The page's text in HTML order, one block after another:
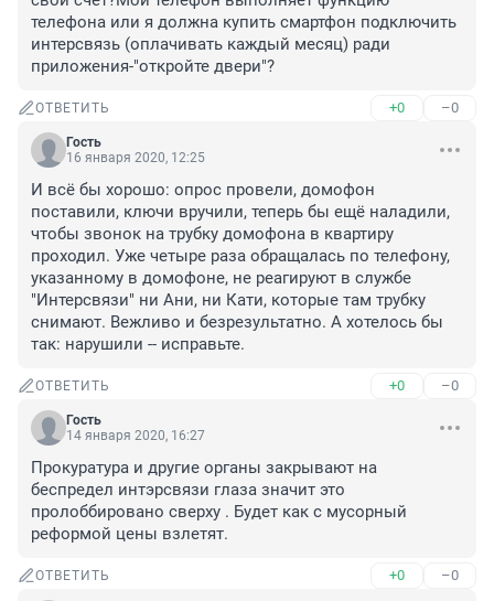
телефона или я должна купить смартфон подключить
интерсвязь (оплачивать каждый месяц) ради
приложения-"откройте двери"?
ОТВЕТИТЬ +0 –0
Гость
16 января 2020, 12:25
И всё бы хорошо: опрос провели, домофон
поставили, ключи вручили, теперь бы ещё наладили,
чтобы звонок на трубку домофона в квартиру
проходил. Уже четыре раза обращалась по телефону,
указанному в домофоне, не реагируют в службе
"Интерсвязи" ни Ани, ни Кати, которые там трубку
снимают. Вежливо и безрезультатно. А хотелось бы
так: нарушили -- исправьте.
ОТВЕТИТЬ +0 –0
Гость
14 января 2020, 16:27
Прокуратура и другие органы закрывают на
беспредел интэрсвязи глаза значит это
пролоббировано сверху . Будет как с мусорный
реформой цены взлетят.
ОТВЕТИТЬ +0 –0